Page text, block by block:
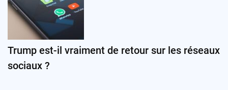
Trump est-il vraiment de retour sur les réseaux
sociaux ?